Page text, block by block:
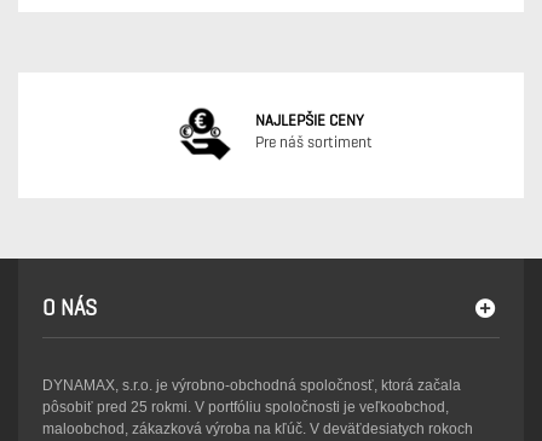
NAJLEPŠIE CENY
Pre náš sortiment
O NÁS
DYNAMAX, s.r.o. je výrobno-obchodná spoločnosť, ktorá začala
pôsobiť pred 25 rokmi. V portfóliu spoločnosti je veľkoobchod,
maloobchod, zákazková výroba na kľúč. V deväťdesiatych rokoch